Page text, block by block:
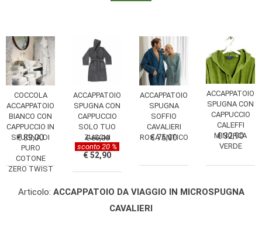
COCCOLA
ACCAPPATOIO
BIANCO CON
CAPPUCCIO IN
SPUGNA DI
PURO
COTONE
ZERO TWIST
€ 89,00
ACCAPPATOIO
SPUGNA CON
CAPPUCCIO
SOLO TUO
ZUCCHI
€ 66,00
sconto 20 %
€ 52,90
ACCAPPATOIO
SPUGNA
SOFFIO
CAVALIERI
ROSA ANTICO
€ 75,00
ACCAPPATOIO
SPUGNA CON
CAPPUCCIO
CALEFFI
MINORCA
VERDE
€ 32,90
Articolo: ACCAPPATOIO DA VIAGGIO IN MICROSPUGNA
CAVALIERI